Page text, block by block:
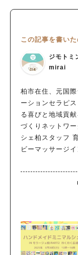
この記事を書い
ジモトミ
mirai
柏市在住、元国
ーションセラピ
る喜びと地域貢
づくりネットワ
シェ柏スタッフ
ビーマッサージ